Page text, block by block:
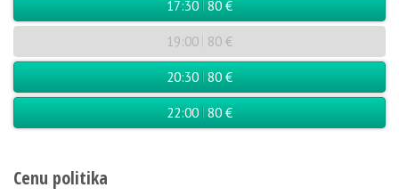
17:30 80 €
19:00 80 €
20:30 80 €
22:00 80 €
Cenu politika